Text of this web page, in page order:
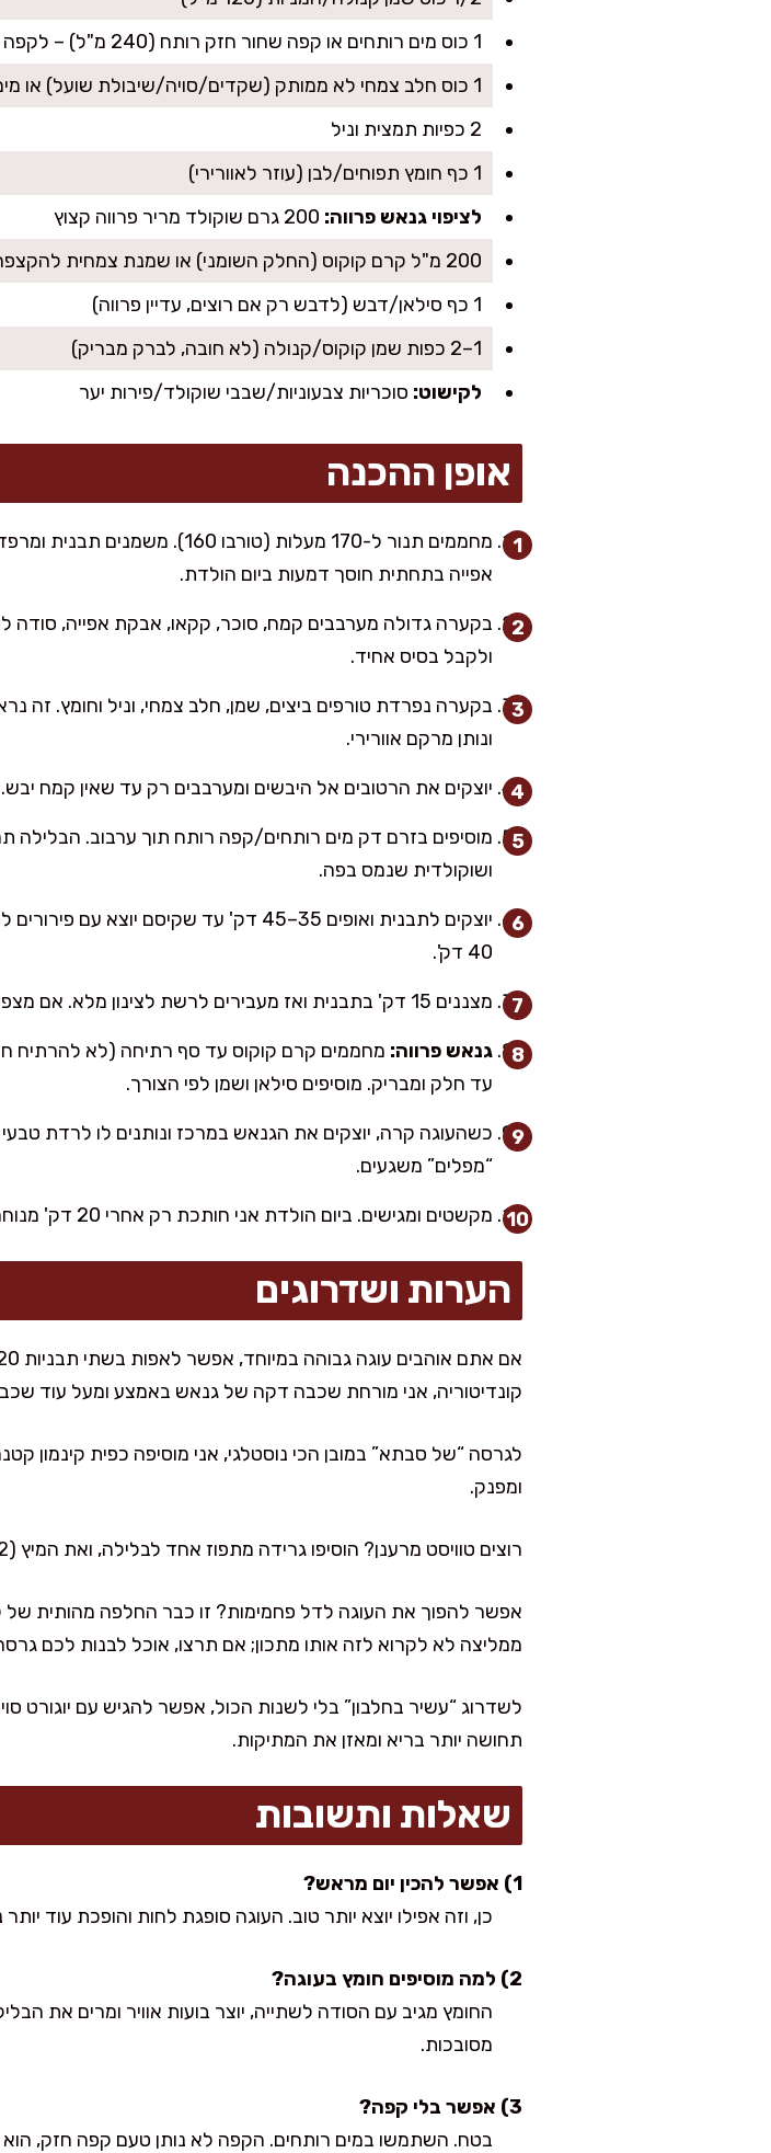
1 כוס מים רותחים או קפה שחור חזק רותח (240 מ"ל) – לקפה יש אפקט מרענן ומעמיק טעם
1 כוס חלב צמחי לא ממותק (שקדים/סויה/שיבולת שועל) או מים (240 מ"ל)
2 כפיות תמצית וניל
1 כף חומץ תפוחים/לבן (עוזר לאוורירי)
לציפוי גנאש פרווה:
200 מ"ל קרם קוקוס (החלק השומני) או שמנת צמחית להקצפה
1 כף סילאן/דבש (לדבש רק אם רוצים, עדיין פרווה)
1–2 כפות שמן קוקוס/קנולה (לא חובה, לברק מבריק)
לקישוט: סוכריות צבעוניות/שבבי שוקולד/פירות יער
אופן ההכנה
מחממים תנור ל-170 מעלות
אפייה בתחתית חוסך דמעות ביום הולדת.
בקערה גדולה מערבבים קמח, סוכר, קקאו, אבקת אפייה, סודה
ולקבל בסיס אחיד.
בקערה נפרדת טורפים ביצים, שמן, חלב צמחי, וניל וחומץ. זה
ונותן מרקם אוורירי.
יוצקים את הרטובים אל היבשים ומערבבים רק עד שאין קמח
מוסיפים בזרם דק מים רותחים/קפה רותח תוך ערבוב. הבלילה
ושוקולדית שנמס בפה.
40 דק'.
מצננים 15 דק' בתבנית ואז מעבירים לרשת לצינון מלא. אם מצפים כשהעוגה חמה מדי, הגנאש יברח לצדדים.
גנאש פרווה: מחממים קרם קוקוס עד סף רתיחה (לא להרתיח
עד חלק ומבריק. מוסיפים סילאן ושמן לפי הצורך.
כשהעוגה קרה, יוצקים את הגנאש במרכז ונותנים לו לרדת
“מפלים” משגעים.
מקשטים ומגישים. ביום הולדת אני חותכת רק אחרי 20 דק' מנוחה לציפוי, כדי לקבל פרוסות נקיות ומושלמות.
הערות ושדרוגים
קונדיטוריה, אני מורחת שכבה דקה של גנאש באמצע ומעל עוד
לגרסה “של סבתא” במובן הכי נוסטלגי, אני מוסיפה כפית קינמון
ומפנק.
רוצים טוויסט מרענן? הוסיפו גרידה מתפוז אחד לבלילה, ואת המיץ (2–3 כפות) לגנאש. השילוב עם שוקולד מריר יוצא מעלף.
אפשר להפוך את העוגה לדל פחמימות? זו כבר החלפה מהותית
ממליצה לא לקרוא לזה אותו מתכון; אם תרצו, אוכל לבנות לכם
לשדרוג “עשיר בחלבון” בלי לשנות הכול, אפשר להגיש עם יוגורט
תחושה יותר בריא ומאזן את המתיקות.
שאלות ותשובות
1) אפשר להכין יום מראש?
כן, וזה אפילו יוצא יותר טוב. העוגה סופגת לחות והופכת עוד
2) למה מוסיפים חומץ בעוגה?
החומץ מגיב עם הסודה לשתייה, יוצר בועות אוויר ומרים את
מסובכות.
3) אפשר בלי קפה?
בטח. השתמשו במים רותחים. הקפה לא נותן טעם קפה חזק, הוא